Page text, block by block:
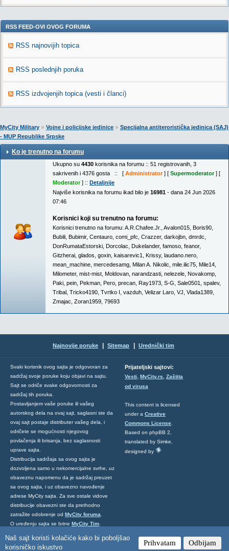
Naš sajt koristi kolačiće kako bi poboljšao
korisničko iskustvo
Prihvatam Odbijam
RSS FEED-OVI OVOG FORUMA
RSS najnovijih topica
RSS poslednjih poruka
RSS izdvojenjih topica (vesti i članci)
MyCity Military » Vojne i policijske jedinice » Specijalna antiteroristička jedinica (SAJ)
- MUP Republike Srpske
Ko je trenutno na forumu
Ukupno su 4430 korisnika na forumu :: 51 registrovanih, 3
sakrivenih i 4376 gosta :: [ Administrator] [ Supermoderator] [
Moderator] :: Detaljnije
Najviše korisnika na forumu ikad bilo je 16981 - dana 24 Jun 2026
07:46
Korisnici koji su trenutno na forumu:
Korisnici trenutno na forumu: A.R.Chafee.Jr. Avalon015 Boris90
Bubili Bubimir, Centauro comi_pfc Crazzer, darkojbn dmrdc
DonRumataEstorski Dorcolac Dukelander, famoso feanor,
Gitzherai glados goxin kaisarevic1 Krissy, laudano.nero
mean_machine mercedesamg Milan A. Nikolic mile.ilic75 Mile14
Milometer, mist-mist Moldovan narandzasti nelezele Novakomp
Paki pein Pekman Pero precan Ray1973 S-G Sale0501 spalev,
Tribal Tricko4190 Tvrtko I vazduh Velizar Laro VJ Vlada1389
Zmajac Zoran1959 79693
Najnovije poruke Sitemap Urednički tim
Svaki korisnik ovog sajta je odgovoran za
sadržaj svoje poruke koju objavi na sajtu.
Sajt se odriče svake odgovornosti za
sadržaj tih poruka.
Postavljanjem vaše poruke ili vašeg
autorskog dela na ovaj sajt, saglasni ste da
ovaj sajt postaje distributer vašeg dela, i
odričete se mogućnosti njegovog
povlačenja ili brisanja, bez saglasnosti
uprave sajta.
Distribucija sadržaja sa ovog sajta je
dozvoljena samo u nekomercijalne svrhe, uz
obaveznu napomenu da je sadržaj preuzet
sa ovog sajta, i uz obavezno navođenje
adrese MyCity sajta. Za sve ostale vidove
distribucije obavezni ste da prethodno
zatražite odobrenje od MyCity foruma
O uređenju sajta se brine MyCity Tim
ovde.
Prijateljski sajtovi:
Vesti, MyCity.rs, Zaštita
od virusa
This content is licensed
under a Creative
Commons License
Based on phpBB 2,
translated by Simke,
designed by